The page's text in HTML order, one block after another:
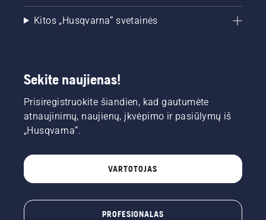
Kitos „Husqvarna“ svetainės
Sekite naujienas!
Prisiregistruokite šiandien, kad gautumėte
atnaujinimų, naujienų, įkvėpimo ir pasiūlymų iš
„Husqvarna“.
VARTOTOJAS
PROFESIONALAS